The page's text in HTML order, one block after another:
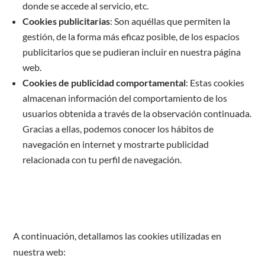
donde se accede al servicio, etc.
Cookies publicitarias: Son aquéllas que permiten la
gestión, de la forma más eficaz posible, de los espacios
publicitarios que se pudieran incluir en nuestra página
web.
Cookies de publicidad comportamental: Estas cookies
almacenan información del comportamiento de los
usuarios obtenida a través de la observación continuada.
Gracias a ellas, podemos conocer los hábitos de
navegación en internet y mostrarte publicidad
relacionada con tu perfil de navegación.
A continuación, detallamos las cookies utilizadas en
nuestra web: